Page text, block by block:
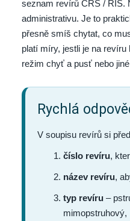
seznam revírů ČRS / RIS.
administrativu. Je to
přesně smíš chytat, co
platí míry, jestli je na
režim chyť a pusť nebo
Rychlá
V soupisu revírů si
číslo revíru,
název revíru,
typ revíru –
mimopstruhový,